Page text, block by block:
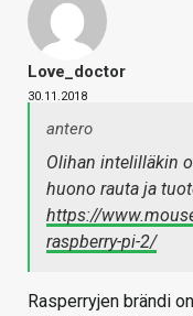
Love_doctor
30.11.2018
antero
Olihan intelilläkin
huono rauta ja
https://
raspberry-pi-2/
Rasperryjen brändi